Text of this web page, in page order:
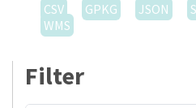
CSV
GPKG JSON
WMS
Filter